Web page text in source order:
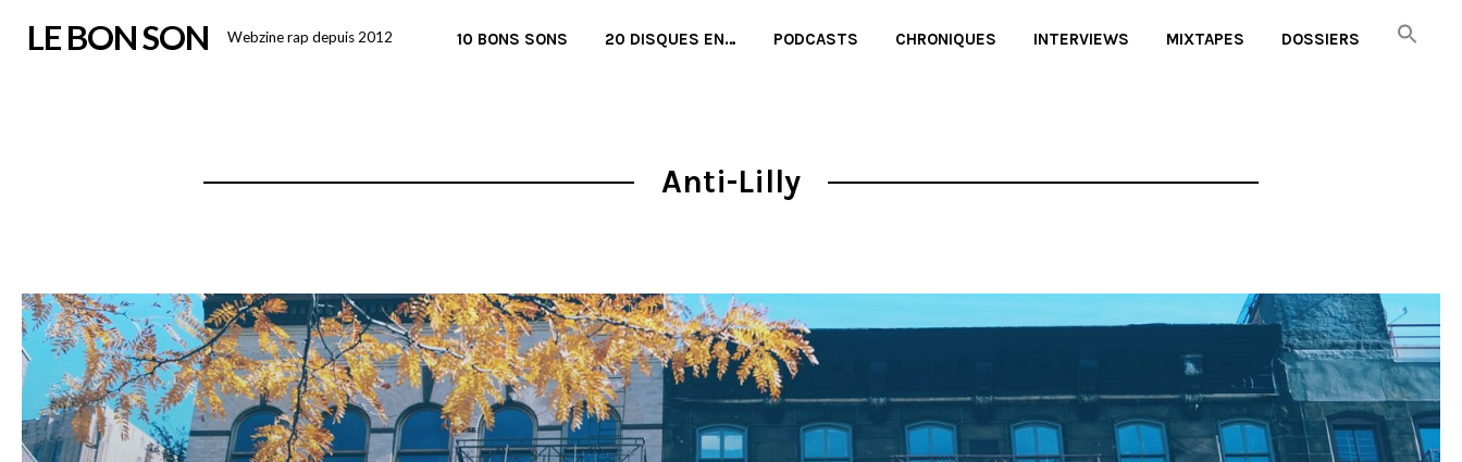
LE BON SON Webzine rap depuis 2012 10 BONS SONS 20 DISQUES EN… PODCASTS CHRONIQUES INTERVIEWS MIXTAPES DOSSIERS
Anti-Lilly